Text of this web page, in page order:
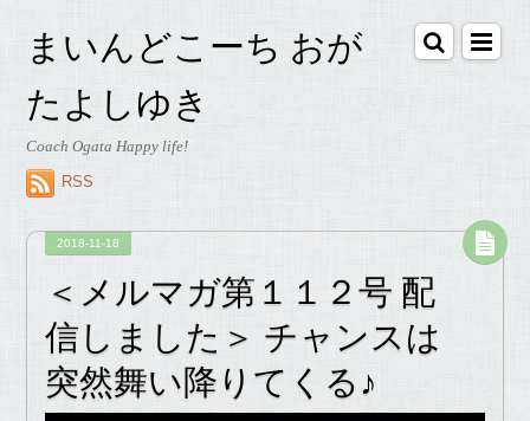
まいんどこーち おが
たよしゆき
Coach Ogata Happy life!
RSS
2018-11-18
＜メルマガ第１１２号 配
信しました＞ チャンスは
突然舞い降りてくる♪